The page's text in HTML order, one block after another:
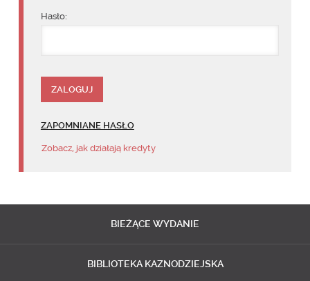
Hasło:
ZAPOMNIANE HASŁO
Zobacz, jak działają kredyty
BIEŻĄCE WYDANIE
BIBLIOTEKA KAZNODZIEJSKA